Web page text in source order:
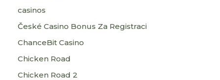
casinos
České Casino Bonus Za Registraci
ChanceBit Casino
Chicken Road
Chicken Road 2